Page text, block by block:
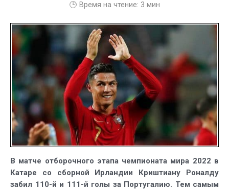
рекорд
по
сборную
🕒 Время на чтение: 3 мин
В матче отборочного этапа чемпионата мира 2022 в
Катаре со сборной Ирландии Криштиану Роналду
забил 110-й и 111-й голы за Португалию. Тем самым